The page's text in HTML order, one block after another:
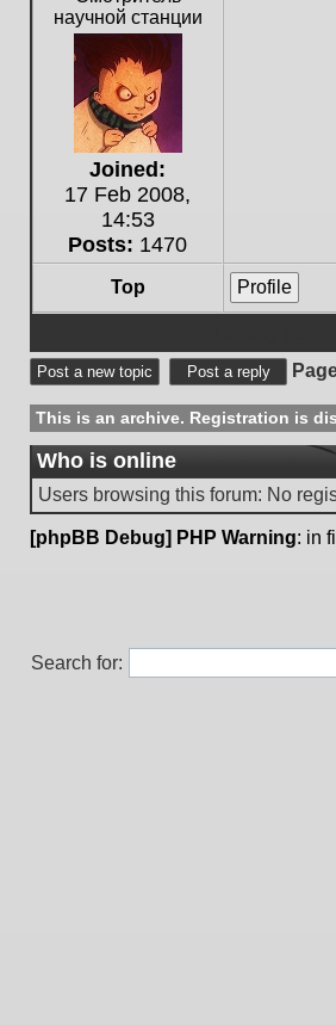
научной станции
Joined:
17 Feb 2008,
14:53
Posts: 1470
Top Profile
Post a new topic Post a reply
This is an archive. Registration is
Who is online
Users browsing this forum: No
[phpBB Debug] PHP Warning: in
Search for: